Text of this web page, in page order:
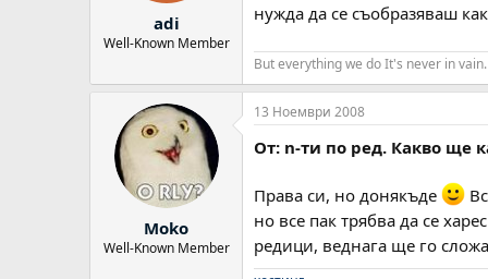
adi
Well-Known Member
нужда да се съобразяваш
But everything we do It's never in vain.
Moko
Well-Known Member
13 Ноември 2008
От: n-ти по ред. Какво ще
Права си, но донякъде
но все пак трябва да се
редици, веднага ще го